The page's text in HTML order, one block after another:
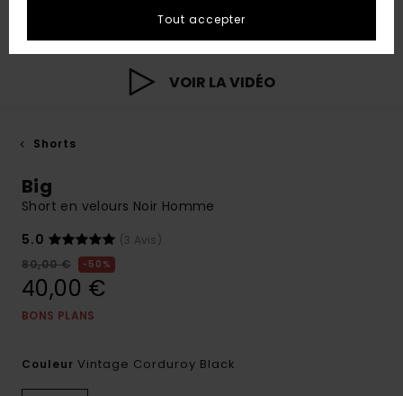
VOIR LA VIDÉO
Shorts
Big
Short en velours Noir Homme
5.0
(3 Avis)
80,00 €
50%
40,00 €
BONS PLANS
Couleur Vintage Corduroy Black
Tout accepter